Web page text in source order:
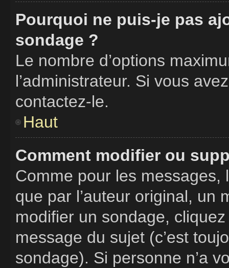
Pourquoi ne puis-je pas
sondage ?
Le nombre d’options
l’administrateur. Si vous
contactez-le.
Haut
Comment modifier ou
Comme pour les
que par l’auteur original, un
modifier un sondage,
message du sujet (c’est
sondage). Si personne n’a